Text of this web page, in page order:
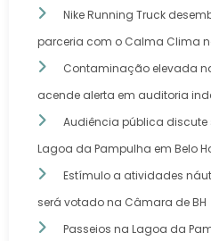
Nike Running Truck
parceria com o Calma Clima
Contaminação elevada
acende alerta em auditoria
Audiência pública
Lagoa da Pampulha em Belo
Estímulo a atividades
será votado na Câmara de BH
Passeios na Lagoa da